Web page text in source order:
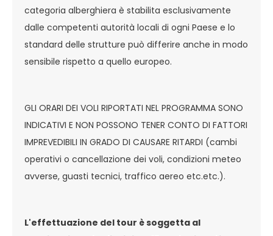
categoria alberghiera è stabilita esclusivamente
dalle competenti autorità locali di ogni Paese e lo
standard delle strutture può differire anche in modo
sensibile rispetto a quello europeo.
GLI ORARI DEI VOLI RIPORTATI NEL PROGRAMMA SONO
INDICATIVI E NON POSSONO TENER CONTO DI FATTORI
IMPREVEDIBILI IN GRADO DI CAUSARE RITARDI (cambi
operativi o cancellazione dei voli, condizioni meteo
avverse, guasti tecnici, traffico aereo etc.etc.).
L'effettuazione del tour è soggetta al